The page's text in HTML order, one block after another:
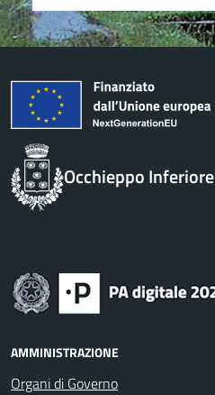
Occhieppo Inferiore
AMMINISTRAZIONE
Organi di Governo